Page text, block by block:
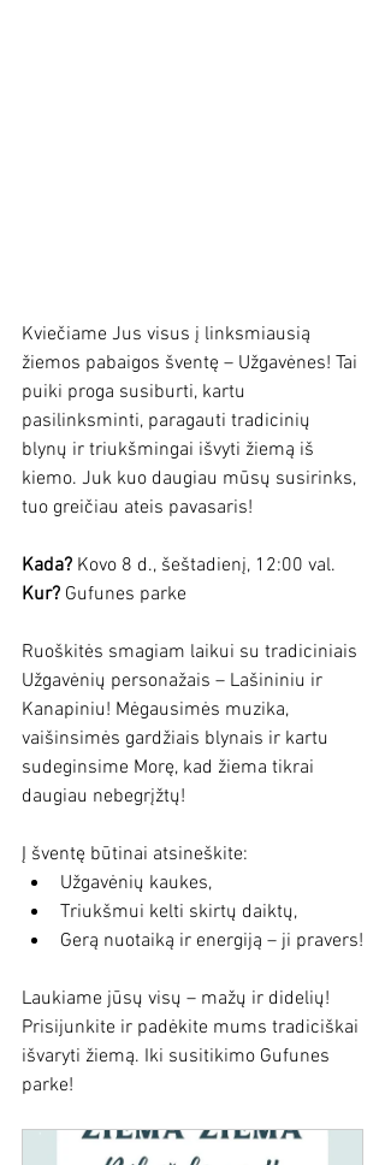
Kviečiame Jus visus į linksmiausią
žiemos pabaigos šventę – Užgavėnes! Tai
puiki proga susiburti, kartu
pasilinksminti, paragauti tradicinių
blynų ir triukšmingai išvyti žiemą iš
kiemo. Juk kuo daugiau mūsų susirinks,
tuo greičiau ateis pavasaris!
Kada? Kovo 8 d., šeštadienį, 12:00 val.
Kur? Gufunes parke
Ruoškitės smagiam laikui su tradiciniais
Užgavėnių personažais – Lašininiu ir
Kanapiniu! Mėgausimės muzika,
vaišinsimės gardžiais blynais ir kartu
sudeginsime Morę, kad žiema tikrai
daugiau nebegrįžtų!
Į šventę būtinai atsineškite:
Užgavėnių kaukes,
Triukšmui kelti skirtų daiktų,
Gerą nuotaiką ir energiją – ji pravers!
Laukiame jūsų visų – mažų ir didelių!
Prisijunkite ir padėkite mums tradiciškai
išvaryti žiemą. Iki susitikimo Gufunes
parke!